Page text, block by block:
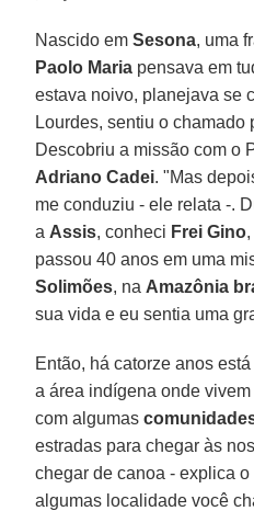
Nascido emSesona, uma
Paolo Maria pensava em
estava noivo, planejava se
Lourdes, sentiu o chamado
Descobriu a missão com o
Adriano Cadei. "Mas
me conduziu - ele relata -.
a Assis, conheci Frei Gino
passou 40 anos em uma
Solimões, na Amazônia
sua vida e eu sentia uma
Então, há catorze anos está
a área indígena onde vivem
com algumas
estradas para chegar às
chegar de canoa - explica
algumas localidade você